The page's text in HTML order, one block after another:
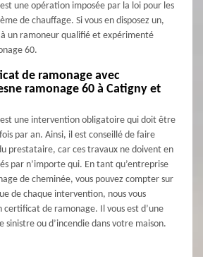
une opération imposée par la loi pour les
de chauffage. Si vous en disposez un,
un ramoneur qualifié et expérimenté
60.
de ramonage avec
ramonage 60 à Catigny et
une intervention obligatoire qui doit être
par an. Ainsi, il est conseillé de faire
prestataire, car ces travaux ne doivent en
par n’importe qui. En tant qu’entreprise
de cheminée, vous pouvez compter sur
de chaque intervention, nous vous
certificat de ramonage. Il vous est d’une
sinistre ou d’incendie dans votre maison.